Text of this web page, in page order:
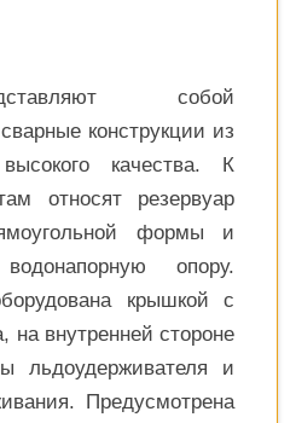
собой
конструкции из
качества. К
относят резервуар
формы и
опору.
крышкой с
на внутренней стороне
льдоудерживателя и
Предусмотрена